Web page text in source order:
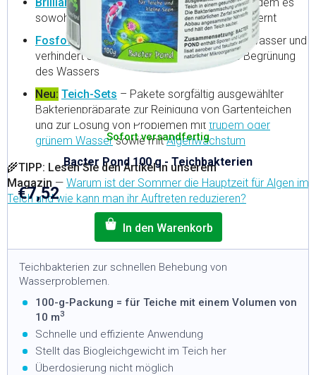
sowohl grüne als auch braune Trübungen entfernt
Fosfoff Pond – bindet Phosphor aus dem Wasser und
verhindert so das Algenwachstum und die Begrünung
des Wassers
Neu: Teich-Sets – Pakete sorgfältig ausgewählter
Bakterienpräparate zur Reinigung von Gartenteichen
und zur Lösung von Problemen mit trübem oder
grünem Wasser sowie mit Algenwachstum
🌾TIPP: Lesen Sie den Artikel in unserem
Magazin — Warum ist der Sommer die Hauptzeit für Algen im
Teich und wie kann man ihr Auftreten reduzieren?
Bacter Pond 100 g - Teichbakterien
Sofort versandfertig
€7,52
Teichbakterien zur schnellen Behebung von
Wasserproblemen.
100-g-Packung = für Teiche mit einem Volumen von
10 m3
Schnelle und effiziente Anwendung
Stellt das Biogleichgewicht im Teich her
Überdosierung nicht möglich